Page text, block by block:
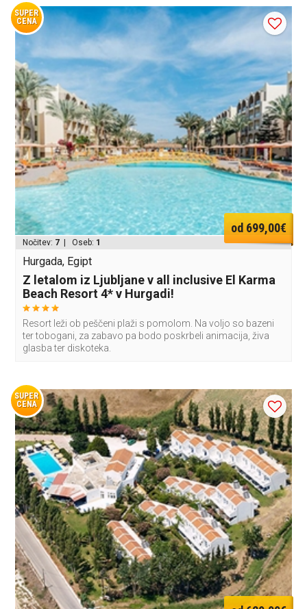
SUPER
CENA
od 699,00€
Nočitev: 7 | Oseb: 1
Hurgada, Egipt
Z letalom iz Ljubljane v all inclusive El Karma
Beach Resort 4* v Hurgadi!
Resort leži ob peščeni plaži s pomolom. Na voljo so bazeni
ter tobogani, za zabavo pa bodo poskrbeli animacija, živa
glasba ter diskoteka.
SUPER
CENA